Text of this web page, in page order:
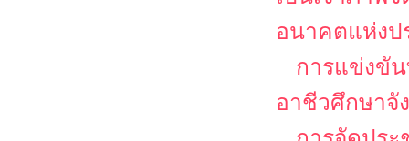
อนาคตแห่งป
การแข่งขั
อาชีวศึกษาจั